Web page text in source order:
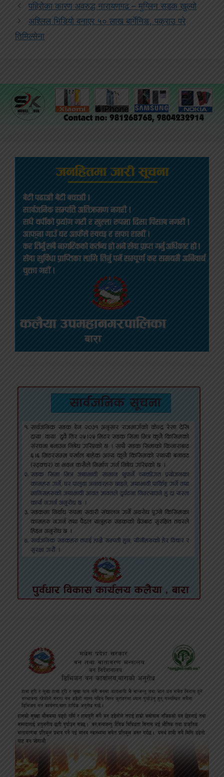
पहिरोका कारण अवरुद्ध नारायणगढ – मुग्लिन सडक खुल्यो
अश्लिल भिडियो बनाएर ५० लाख बार्गेनिङ, पक्राउ परे
तिमिल्सेना